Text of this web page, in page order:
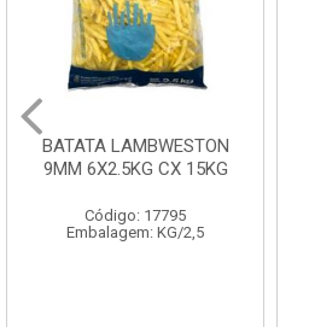
BATATA LAMBWESTON
9MM 6X2.5KG CX 15KG
Código: 17795
Embalagem: KG/2,5